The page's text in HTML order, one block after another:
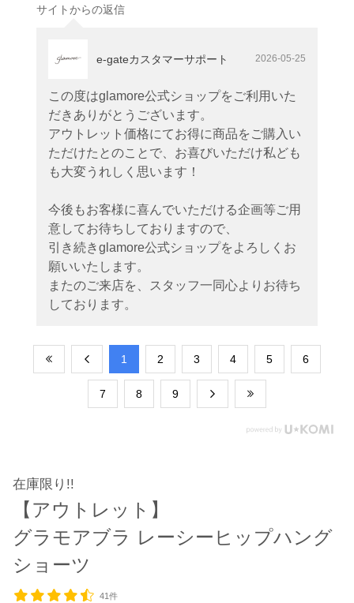
サイトからの返信
e-gateカスタマーサポート 2026-05-25
この度はglamore公式ショップをご利用いた
だきありがとうございます。
アウトレット価格にてお得に商品をご購入い
ただけたとのことで、お喜びいただけ私ども
も大変うれしく思います！
今後もお客様に喜んでいただける企画等ご用
意してお待ちしておりますので、
引き続きglamore公式ショップをよろしくお
願いいたします。
またのご来店を、スタッフ一同心よりお待ち
しております。
​1 ​2 ​3 ​4 ​5 ​6
​7 ​8 ​9
在庫限り!!
【アウトレット】
グラモアブラ レーシーヒップハング
ショーツ
41件